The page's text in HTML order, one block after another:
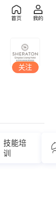
关注
技能培
训